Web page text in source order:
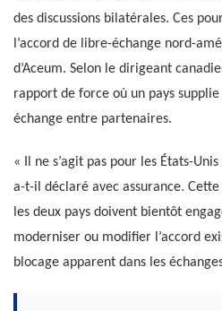
des discussions bilatérales. Ces
l’accord de libre-échange nord-
d’Aceum. Selon le dirigeant
rapport de force où un pays supplie
échange entre partenaires.
« Il ne s’agit pas pour les États-
a-t-il déclaré avec assurance.
les deux pays doivent bientôt
moderniser ou modifier l’accord
blocage apparent dans les